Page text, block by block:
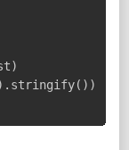
)
. stringify( ) )